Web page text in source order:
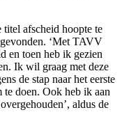
afscheid hoopte te
‘Met TAVV
en toen heb ik gezien
Ik wil graag met deze
de stap naar het eerste
doen. Ook heb ik aan
aldus de